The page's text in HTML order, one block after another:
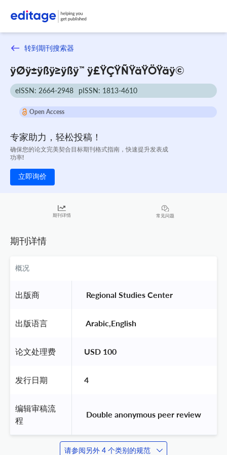
转到期刊搜索器
ÿØÿ±ÿßÿ≥ÿßÿ™ ÿ£ŸÇŸÑŸäŸÖŸäÿ©
eISSN: 2664-2948 pISSN: 1813-4610
Open Access
专家助力，轻松投稿！
确保您的论文完美契合目标期刊格式指南，快速提升发表成
功率!
立即询价
期刊详情 常见问题
期刊详情
概况
出版商 Regional Studies Center
出版语言 Arabic,English
论文处理费 USD 100
发行日期 4
编辑审稿流
程
Double anonymous peer review
请参阅另外 4 个类别的规范